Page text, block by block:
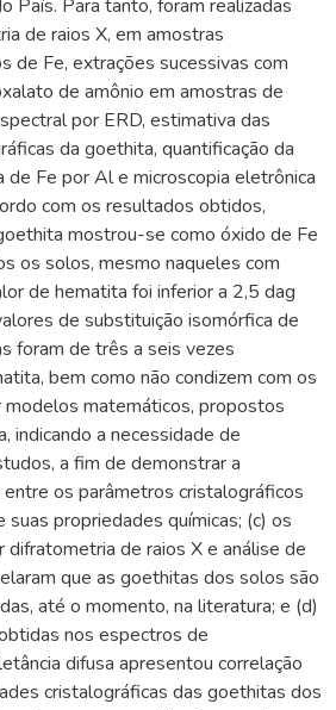
País. Para tanto, foram realizadas
de raios X, em amostras
de Fe, extrações sucessivas com
de amônio em amostras de
por ERD, estimativa das
da goethita, quantificação da
de Fe por Al e microscopia eletrônica
com os resultados obtidos,
mostrou-se como óxido de Fe
os solos, mesmo naqueles com
de hematita foi inferior a 2,5 dag
de substituição isomórfica de
foram de três a seis vezes
bem como não condizem com os
matemáticos, propostos
indicando a necessidade de
a fim de demonstrar a
os parâmetros cristalográficos
propriedades químicas; (c) os
de raios X e análise de
que as goethitas dos solos são
até o momento, na literatura; e (d)
nos espectros de
difusa apresentou correlação
cristalográficas das goethitas dos